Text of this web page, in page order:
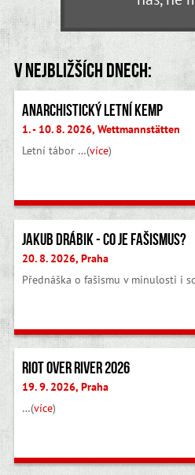
V nejbližších dnech:
Anarchistický letní kemp
1. - 10. 8. 2026, Wettmannstätten
Letní tábor …(více)
Jakub Drábik - Co je fašismus?
20. 8. 2026, Praha
Přednáška o fašismu v minulosti i
Riot Over River 2026
19. 9. 2026, Praha
…(více)